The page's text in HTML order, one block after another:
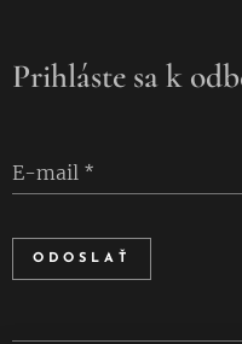
Prihláste sa k
E-mail
ODOSLAŤ